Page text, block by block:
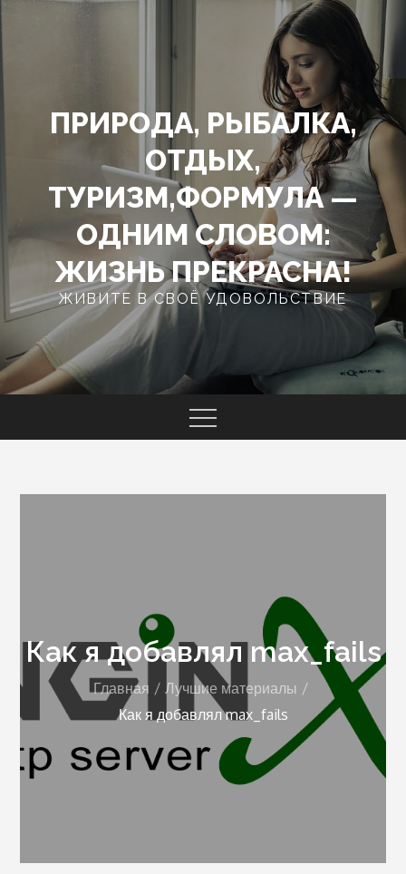
ПРИРОДА, РЫБАЛКА,
ОТДЫХ,
ТУРИЗМ,ФОРМУЛА —
ОДНИМ СЛОВОМ:
ЖИЗНЬ ПРЕКРАСНА!
ЖИВИТЕ В СВОЁ УДОВОЛЬСТВИЕ
Как я добавлял max_fails
Главная
Лучшие материалы
Как я добавлял max_fails